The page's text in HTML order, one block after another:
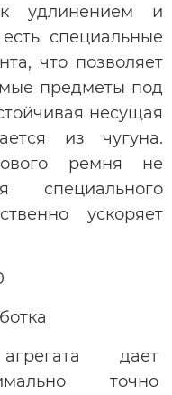
удлинением и
специальные
что позволяет
предметы под
несущая
из чугуна.
ремня не
специального
ускоряет
дает
точно